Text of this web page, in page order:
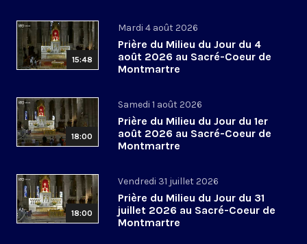
15:48
Mardi 4 août 2026
Prière du Milieu du Jour du 4
août 2026 au Sacré-Coeur de
Montmartre
18:00
Samedi 1 août 2026
Prière du Milieu du Jour du 1er
août 2026 au Sacré-Coeur de
Montmartre
18:00
Vendredi 31 juillet 2026
Prière du Milieu du Jour du 31
juillet 2026 au Sacré-Coeur de
Montmartre